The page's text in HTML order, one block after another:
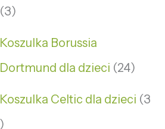
3
Koszulka Borussia
Dortmund dla dzieci 24
Koszulka Celtic dla dzieci 3